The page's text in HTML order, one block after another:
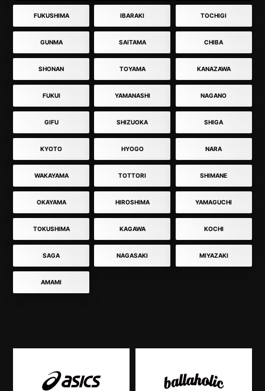
FUKUSHIMA IBARAKI TOCHIGI
GUNMA SAITAMA CHIBA
SHONAN TOYAMA KANAZAWA
FUKUI YAMANASHI NAGANO
GIFU SHIZUOKA SHIGA
KYOTO HYOGO NARA
WAKAYAMA TOTTORI SHIMANE
OKAYAMA HIROSHIMA YAMAGUCHI
TOKUSHIMA KAGAWA KOCHI
SAGA NAGASAKI MIYAZAKI
AMAMI